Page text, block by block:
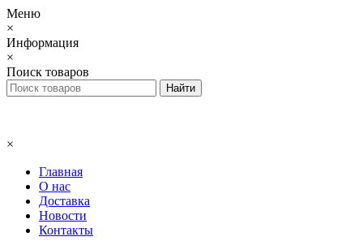
Меню
×
Информация
×
Поиск товаров
×
Главная
О нас
Доставка
Новости
Контакты